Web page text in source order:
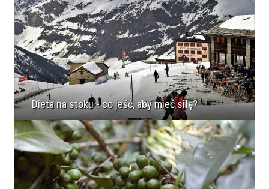
Dieta na stoku - co jeść, aby mieć siłę?